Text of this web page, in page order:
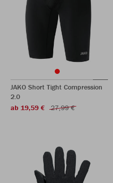
JAKO Short Tight Compression
2.0
ab 19,59 €
27,99 €